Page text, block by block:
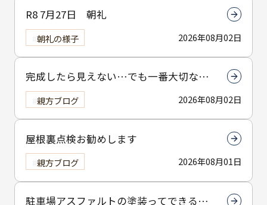
R8 7月27日 朝礼
2026年08月02日
朝礼の様子
完成したら見えない…でも一番大切なん
は下塗りです
2026年08月02日
親方ブログ
屋根裏点検お勧めします
2026年08月01日
親方ブログ
駐車場アスファルトの塗装ってできる